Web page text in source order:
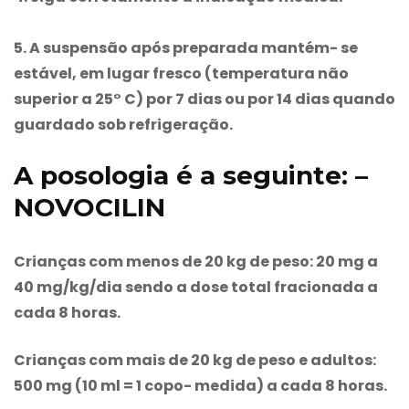
5. A suspensão após preparada mantém- se
estável, em lugar fresco (temperatura não
superior a 25° C) por 7 dias ou por 14 dias quando
guardado sob refrigeração.
A posologia é a seguinte: –
NOVOCILIN
Crianças com menos de 20 kg de peso: 20 mg a
40 mg/kg/dia sendo a dose total fracionada a
cada 8 horas.
Crianças com mais de 20 kg de peso e adultos:
500 mg (10 ml = 1 copo- medida) a cada 8 horas.